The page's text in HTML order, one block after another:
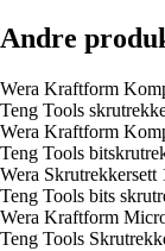
Andre
Wera Kraftform
Teng Tools
Wera Kraftform
Teng Tools
Wera
Teng Tools bits
Wera Kraftform
Teng Tools